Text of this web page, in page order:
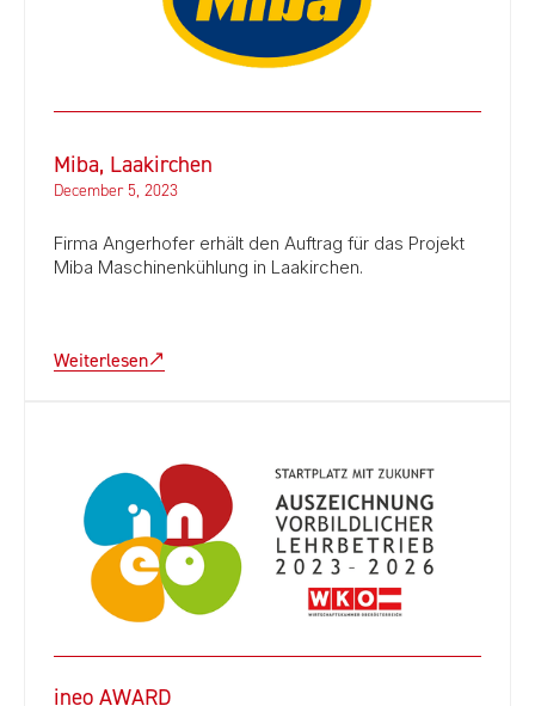
Miba, Laakirchen
December 5, 2023
Firma Angerhofer erhält den Auftrag für das Projekt
Miba Maschinenkühlung in Laakirchen.
Weiterlesen
ineo AWARD